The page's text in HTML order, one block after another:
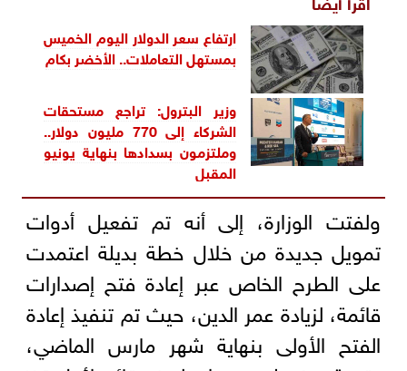
ارتفاع سعر الدولار اليوم الخميس
بمستهل التعاملات.. الأخضر بكام
وزير البترول: تراجع مستحقات
الشركاء إلى 770 مليون دولار..
وملتزمون بسدادها بنهاية يونيو
المقبل
ولفتت الوزارة، إلى أنه تم تفعيل أدوات
تمويل جديدة من خلال خطة بديلة اعتمدت
على الطرح الخاص عبر إعادة فتح إصدارات
قائمة، لزيادة عمر الدين، حيث تم تنفيذ إعادة
الفتح الأولى بنهاية شهر مارس الماضي،